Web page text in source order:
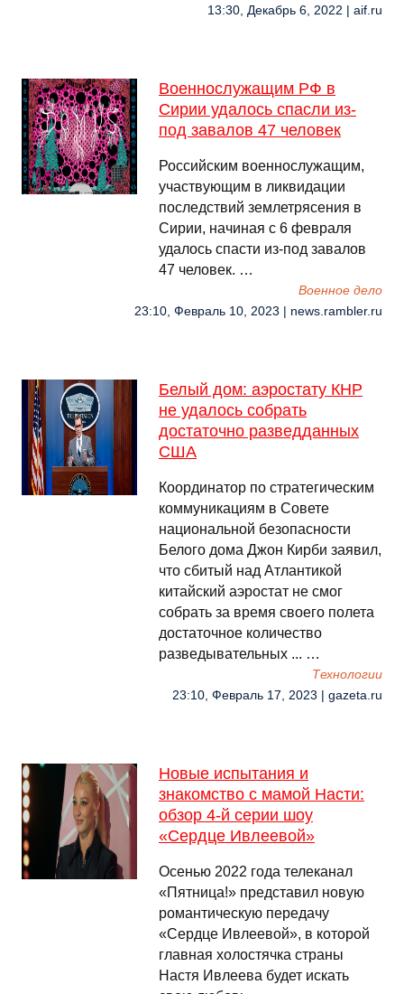
13:30, Декабрь 6, 2022 | aif.ru
Военнослужащим РФ в
Сирии удалось спасли из-
под завалов 47 человек
Российским военнослужащим,
участвующим в ликвидации
последствий землетрясения в
Сирии, начиная с 6 февраля
удалось спасти из-под завалов
47 человек. …
Военное дело
23:10, Февраль 10, 2023 | news.rambler.ru
Белый дом: аэростату КНР
не удалось собрать
достаточно разведданных
США
Координатор по стратегическим
коммуникациям в Совете
национальной безопасности
Белого дома Джон Кирби заявил,
что сбитый над Атлантикой
китайский аэростат не смог
собрать за время своего полета
достаточное количество
разведывательных ... …
Технологии
23:10, Февраль 17, 2023 | gazeta.ru
Новые испытания и
знакомство с мамой Насти:
обзор 4-й серии шоу
«Сердце Ивлеевой»
Осенью 2022 года телеканал
«Пятница!» представил новую
романтическую передачу
«Сердце Ивлеевой», в которой
главная холостячка страны
Настя Ивлеева будет искать